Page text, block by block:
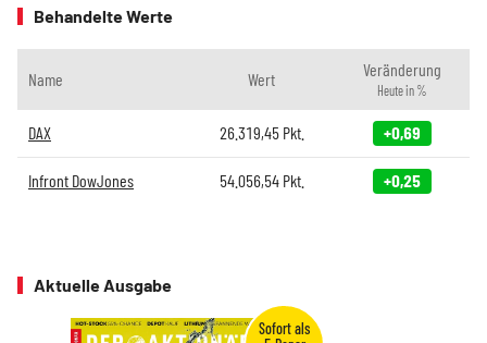
Behandelte Werte
Name Wert Veränderung
Heute in %
DAX 26.319,45Pkt. +0,69
Infront DowJones 54.056,54Pkt. +0,25
Aktuelle Ausgabe